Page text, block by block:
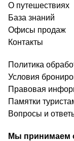
О путешествиях
База знаний
Офисы продаж
Контакты
Политика
Условия
Правовая
Памятки
Вопросы и
Мы принимаем